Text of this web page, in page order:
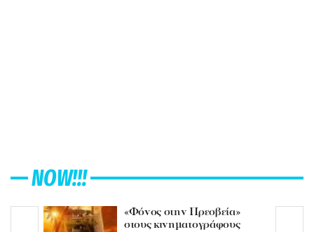
NOW!!!
«Φόνος στην Πρεσβεία»
στους κινηματογράφους